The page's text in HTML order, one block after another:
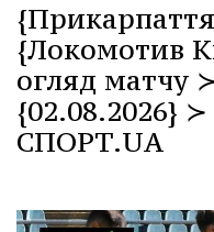
{Локомотив
огляд матчу
{02.08.2026}
СПОРТ.UA